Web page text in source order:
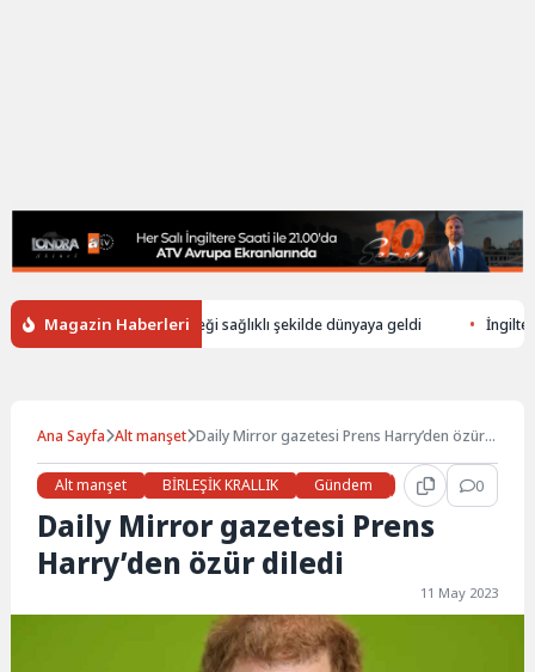
Magazin Haberleri
ölen annenin bebeği sağlıklı şekilde dünyaya geldi
Ana Sayfa Alt manşet Daily Mirror gazetesi Prens Harry’den özür
Alt manşet
BİRLEŞİK KRALLIK Gündem Haberler 0
Daily Mirror gazetesi Prens
Harry’den özür diledi
11 May 2023